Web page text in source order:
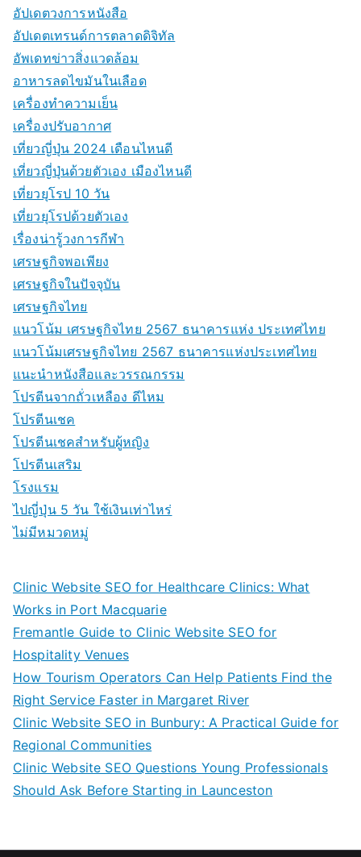
อัปเดตวงการหนังสือ
อัปเดตเทรนด์การตลาดดิจิทัล
อัพเดทข่าวสิ่งแวดล้อม
อาหารลดไขมันในเลือด
เครื่องทำความเย็น
เครื่องปรับอากาศ
เที่ยวญี่ปุ่น 2024 เดือนไหนดี
เที่ยวญี่ปุ่นด้วยตัวเอง เมืองไหนดี
เที่ยวยุโรป 10 วัน
เที่ยวยุโรปด้วยตัวเอง
เรื่องน่ารู้วงการกีฬา
เศรษฐกิจพอเพียง
เศรษฐกิจในปัจจุบัน
เศรษฐกิจไทย
แนวโน้ม เศรษฐกิจไทย 2567 ธนาคารแห่ง ประเทศไทย
แนวโน้มเศรษฐกิจไทย 2567 ธนาคารแห่งประเทศไทย
แนะนำหนังสือและวรรณกรรม
โปรตีนจากถั่วเหลือง ดีไหม
โปรตีนเชค
โปรตีนเชคสำหรับผู้หญิง
โปรตีนเสริม
โรงแรม
ไปญี่ปุ่น 5 วัน ใช้เงินเท่าไหร่
ไม่มีหมวดหมู่
Clinic Website SEO for Healthcare Clinics: What
Works in Port Macquarie
Fremantle Guide to Clinic Website SEO for
Hospitality Venues
How Tourism Operators Can Help Patients Find the
Right Service Faster in Margaret River
Clinic Website SEO in Bunbury: A Practical Guide for
Regional Communities
Clinic Website SEO Questions Young Professionals
Should Ask Before Starting in Launceston